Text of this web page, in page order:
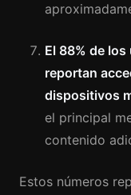
El 88% de
reportan
dispositivos
el principal
contenido
Estos números